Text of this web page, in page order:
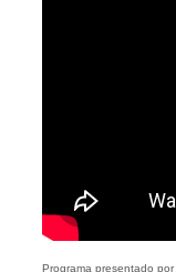
Programa presentado por